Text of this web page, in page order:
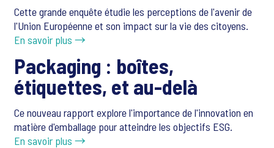
Cette grande enquête étudie les perceptions de l'avenir de
l'Union Européenne et son impact sur la vie des citoyens.
En savoir plus →
Packaging : boîtes,
étiquettes, et au-delà
Ce nouveau rapport explore l'importance de l'innovation en
matière d'emballage pour atteindre les objectifs ESG.
En savoir plus →